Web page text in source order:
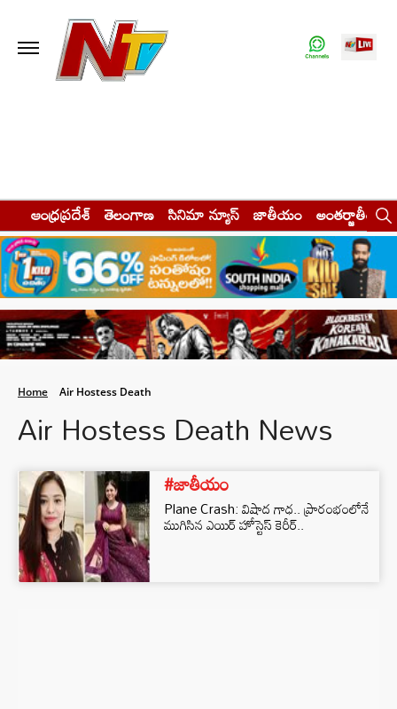
ఆంధ్రప్రదేశ్ తెలంగాణ సినిమా న్యూస్ జాతీయం అంతర్జాతీయం
Home Air Hostess Death
Air Hostess Death News
#జాతీయం
Plane Crash: విషాద గాధ.. ప్రారంభంలోనే
ముగిసిన ఎయిర్ హోస్టెస్ కెరీర్..